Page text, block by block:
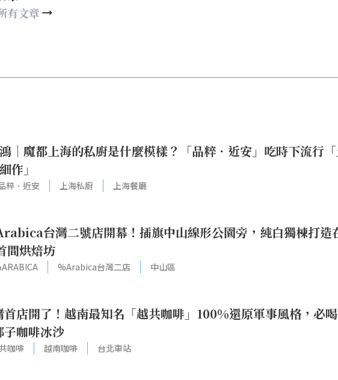
有文章
｜魔都上海的私廚是什麼模樣？「品粹．近安」吃時下流行
作」
粹．近安 上海私廚 上海餐廳
台灣二號店開幕！插旗中山線形公園旁，純白獨棟打造
間烘焙坊
%Arabica台灣二店 中山區
首店開了！越南最知名「越共咖啡」100%還原軍事風格，必
子咖啡冰沙
咖啡 越南咖啡 台北車站